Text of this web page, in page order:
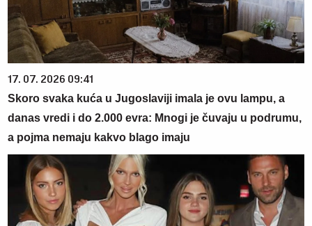
17. 07. 2026 09:41
Skoro svaka kuća u Jugoslaviji imala je ovu lampu, a
danas vredi i do 2.000 evra: Mnogi je čuvaju u podrumu,
a pojma nemaju kakvo blago imaju